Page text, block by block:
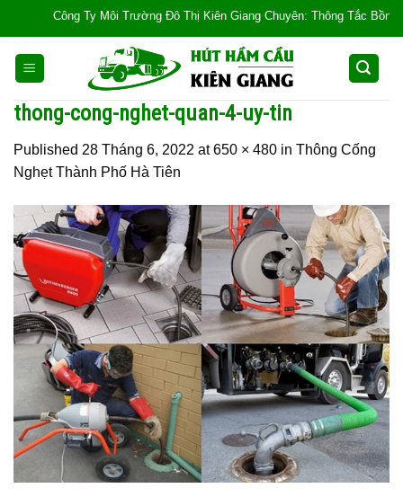
content
Công Ty Môi Trường Đô Thị Kiên Giang Chuyên: Thông Tắc Bồn
thong-cong-nghet-quan-4-uy-tin
Published 28 Tháng 6, 2022 at650 × 480 in Thông Cống
Nghẹt Thành Phố Hà Tiên